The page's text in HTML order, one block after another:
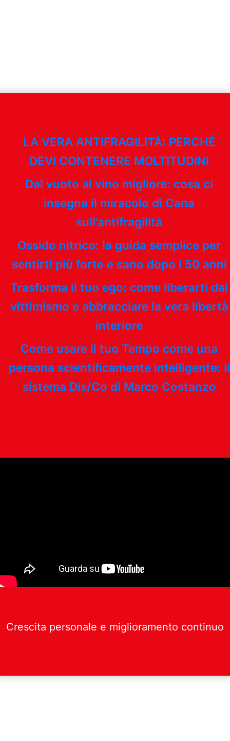
LA VERA ANTIFRAGILITÀ: PERCHÉ
DEVI CONTENERE MOLTITUDINI
Dal vuoto al vino migliore: cosa ci
insegna il miracolo di Cana
sull’antifragilità
Ossido nitrico: la guida semplice per
sentirti più forte e sano dopo i 50 anni
Trasforma il tuo ego: come liberarti dal
vittimismo e abbracciare la vera libertà
interiore
Come usare il tuo Tempo come una
persona scientificamente intelligente: il
sistema Dis/Co di Marco Costanzo
Crescita personale e miglioramento continuo